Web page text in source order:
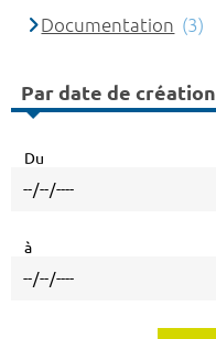
Documentation (3)
Par date de création
Du
à